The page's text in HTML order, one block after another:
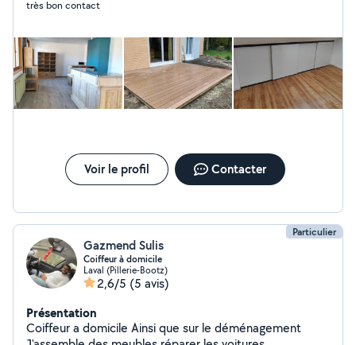
Aménagement intérieur et extérieur et toutes sortes de
très bon contact
Voir le profil Contacter
Particulier
Gazmend Sulis
Coiffeur à domicile
Laval (Pillerie-Bootz)
2,6/5 (5 avis)
Présentation
Coiffeur a domicile Ainsi que sur le déménagement